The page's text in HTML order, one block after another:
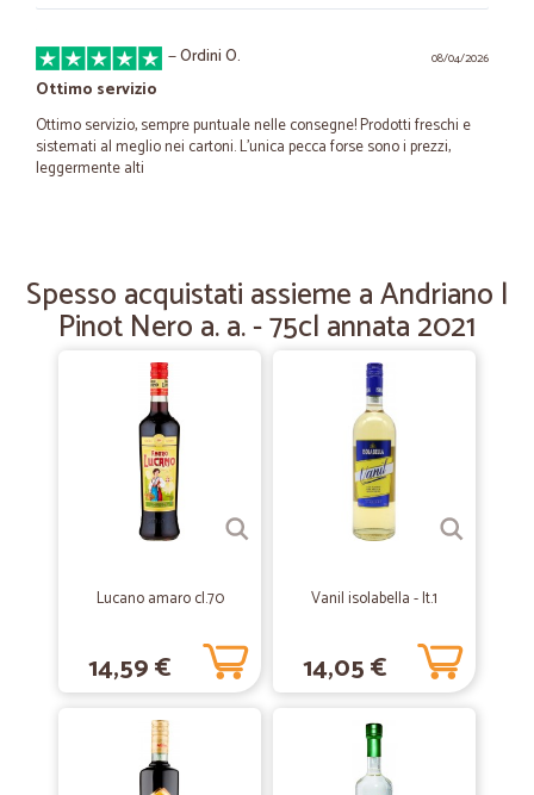
08/04/2026
—Ordini O.
Ottimo servizio
Ottimo servizio, sempre puntuale nelle consegne! Prodotti freschi e
sistemati al meglio nei cartoni. L'unica pecca forse sono i prezzi,
leggermente alti
perfetta organizzazione
perfetta organizzazione
Sono contento e ringrazio Cicalia …
Sono contento e ringrazio Cicalia per il servizio veloce fino a casa e la
roba buona e a buon prezzo !!!! Ancora Grazie Cicalia Sgheri Franco !!!!
Spedizione veloce con imballaggio…
Consegna rapida e precisa.
Consegna rapida e precisa.
Spesso acquistati assieme a Andriano |
Pinot Nero a. a. - 75cl annata 2021
Lucano amaro cl.70
14,59 €
Vanil isolabella - lt.1
14,05 €